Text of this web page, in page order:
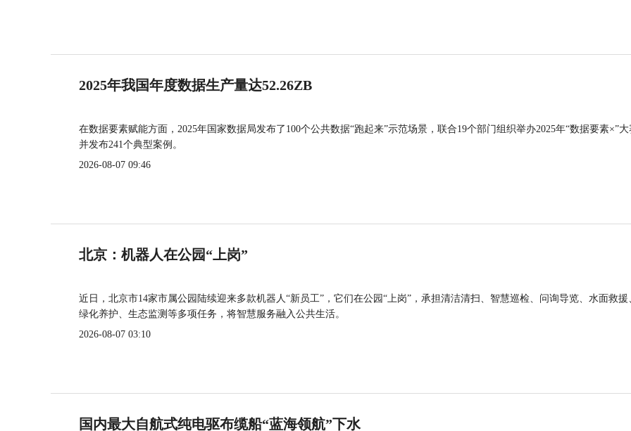
2025年我国年度数据生产量达52.26ZB
在数据要素赋能方面，2025年国家数据局发布了100个公共数据“跑起来”示范场景，联合19个部门组织举办2025年“数据要素×”大
并发布241个典型案例。
2026-08-07 09:46
北京：机器人在公园“上岗”
近日，北京市14家市属公园陆续迎来多款机器人“新员工”，它们在公园“上岗”，承担清洁清扫、智慧巡检、问询导览、水面救援
绿化养护、生态监测等多项任务，将智慧服务融入公共生活。
2026-08-07 03:10
国内最大自航式纯电驱布缆船“蓝海领航”下水